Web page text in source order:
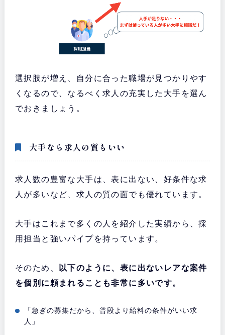
選択肢が増え、自分に合った職場が見つかりやす
くなるので、なるべく求人の充実した大手を選ん
でおきましょう。
大手なら求人の質もいい
求人数の豊富な大手は、表に出ない、好条件な求
人が多いなど、求人の質の面でも優れています。
大手はこれまで多くの人を紹介した実績から、採
用担当と強いパイプを持っています。
そのため、
以下のように、表に出ないレアな案件
を個別に頼まれることも非常に多いです。
「急ぎの募集だから、普段より給料の条件がいい求
人」